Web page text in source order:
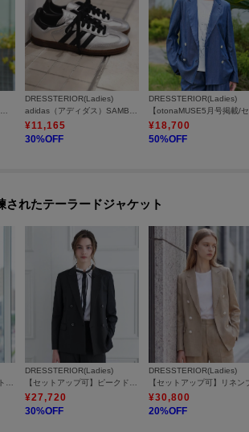
DRESSTERIOR(Ladies)
¥11,165
30%OFF
DRESSTERIOR(Ladies)
¥18,700
50%OFF
されたテーラードジャケット
【接触冷感／洗える／セットアップ可】半袖ダブルジャケット
DRESSTERIOR(Ladies)
【セットアップ可】ピークドダブルライトストレッチジャケット
¥27,720
30%OFF
DRESSTERIOR(Ladies)
¥30,800
20%OFF